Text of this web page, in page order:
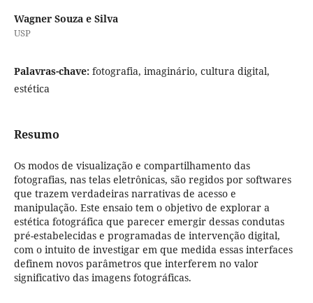
Wagner Souza e Silva
USP
Palavras-chave: fotografia, imaginário, cultura digital,
estética
Resumo
Os modos de visualização e compartilhamento das
fotografias, nas telas eletrônicas, são regidos por softwares
que trazem verdadeiras narrativas de acesso e
manipulação. Este ensaio tem o objetivo de explorar a
estética fotográfica que parecer emergir dessas condutas
pré-estabelecidas e programadas de intervenção digital,
com o intuito de investigar em que medida essas interfaces
definem novos parâmetros que interferem no valor
significativo das imagens fotográficas.